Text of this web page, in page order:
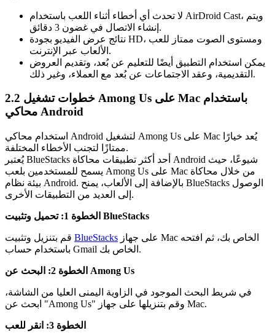
لا تحدث أي أخطاء أثناء اللعب باستخدام AirDroid Cast، ويتم
إنشاء الاتصال في غضون 3 دقائق.
نتائج عرض الفيديو بجودة HD، ومستوى الصوت ممتاز للعب
الألعاب عبر الإنترنت.
يمكن استخدام التطبيق أيضًا للتعليم عن بُعد، وتقديم العروض
التقديمية، وعقد الاجتماعات عن بُعد مع العملاء، وغير ذلك.
2.2 خطوات تشغيل Among Us على Mac باستخدام
محاكي Android
استخدام محاكي Android لتشغيل Among Us على Mac يُعد خيارًا
ممتازًا لتجنب الأخطاء المختلفة.
يُعتبر BlueStacks أحد أكثر تطبيقات محاكاة Android شيوعًا، حيث
يسمح للمستخدمين بلعب Among Us على Mac من خلال محاكاة
بيئة نظام Android. بالإضافة إلى الألعاب، يمنح BlueStacks الوصول
إلى العديد من التطبيقات الأخرى.
الخطوة 1: تحميل وتثبيت BlueStacks
BlueStacks
باستخدام حساب Gmail الخاص بك.
الخطوة 2: البحث عن Among Us
في شريط البحث الموجود في الزاوية اليمنى العليا من الشاشة،
ابحث عن "Among Us" وقم بتنزيلها على جهاز Mac.
الخطوة 3: انقر للعب